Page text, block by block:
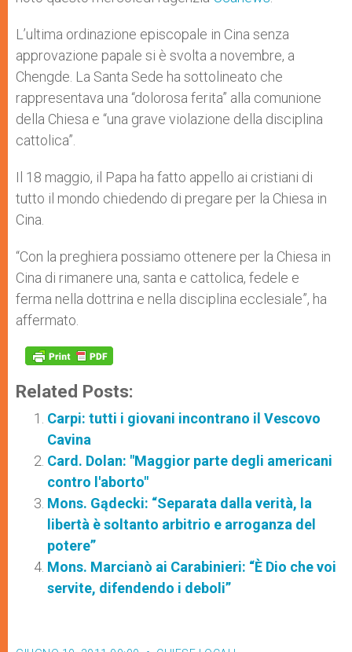
L’ultima ordinazione episcopale in Cina senza
approvazione papale si è svolta a novembre, a
Chengde. La Santa Sede ha sottolineato che
rappresentava una “dolorosa ferita” alla comunione
della Chiesa e “una grave violazione della disciplina
cattolica”.
Il 18 maggio, il Papa ha fatto appello ai cristiani di
tutto il mondo chiedendo di pregare per la Chiesa in
Cina.
“Con la preghiera possiamo ottenere per la Chiesa in
Cina di rimanere una, santa e cattolica, fedele e
ferma nella dottrina e nella disciplina ecclesiale”, ha
affermato.
Related Posts:
Carpi: tutti i giovani incontrano il Vescovo
Cavina
Card. Dolan: "Maggior parte degli americani
contro l'aborto"
Mons. Gądecki: “Separata dalla verità, la
libertà è soltanto arbitrio e arroganza del
potere”
Mons. Marcianò ai Carabinieri: “È Dio che voi
servite, difendendo i deboli”